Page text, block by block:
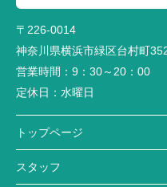
〒226-0014
神奈川県横浜市緑区台村町
営業時間： 9：30～20：00
定休日： 水曜日
トップページ
スタッフ